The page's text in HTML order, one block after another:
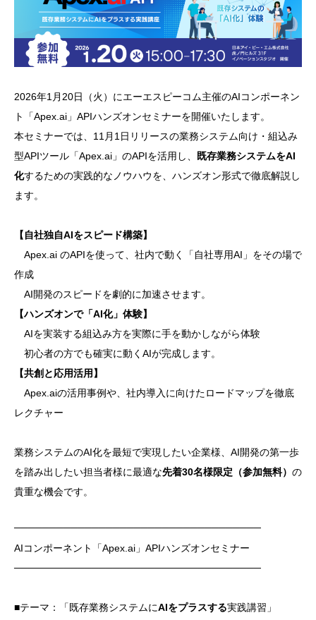
2026年1月20日（火）にエーエスピーコム主催のAIコンポーネン
ト「Apex.ai」APIハンズオンセミナーを開催いたします。
本セミナーでは、11月1日リリースの業務システム向け・組込み
型APIツール「Apex.ai」のAPIを活用し、
既存業務システムをAI
化するための実践的なノウハウを、ハンズオン形式で徹底解説し
ます。
【自社独自AIをスピード構築】
Apex.ai のAPIを使って、社内で動く「自社専用AI」をその場で
作成
AI開発のスピードを劇的に加速させます。
【ハンズオンで「AI化」体験】
AIを実装する組込み方を実際に手を動かしながら体験
初心者の方でも確実に動くAIが完成します。
【共創と応用活用】
Apex.aiの活用事例や、社内導入に向けたロードマップを徹底
レクチャー
業務システムのAI化を最短で実現したい企業様、AI開発の第一歩
を踏み出したい担当者様に最適な先着30名様限定（参加無料） の
貴重な機会です。
───────────────────────────────────
AIコンポーネント「Apex.ai」APIハンズオンセミナー
───────────────────────────────────
■テーマ：「既存業務システムにAIをプラスする実践講習」